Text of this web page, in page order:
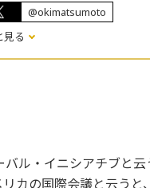
@okimatsumoto
見る
バル・イニシアチブと
カの国際会議と云う